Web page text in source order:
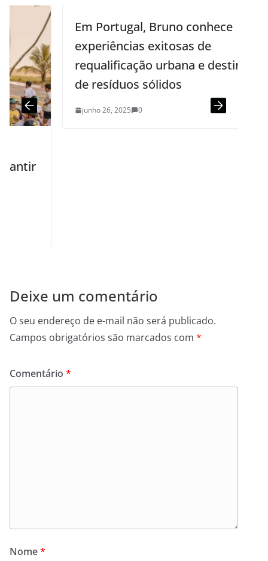
Em Portugal, Bruno conhece
experiências exitosas de
requalificação urbana e destinação
de resíduos sólidos
junho 26, 2025 0
Deixe um comentário
O seu endereço de e-mail não será publicado.
Campos obrigatórios são marcados com *
Comentário *
Nome*